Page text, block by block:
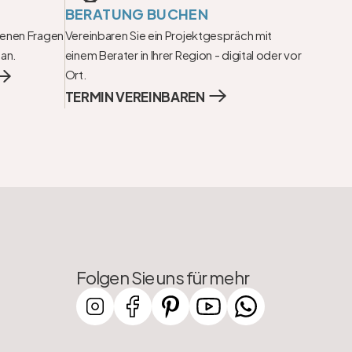
Fragen
BERATUNG BUCHEN
Vereinbaren Sie ein Projektgespräch mit
einem Berater in Ihrer Region - digital oder vor
Ort.
TERMIN VEREINBAREN
Folgen Sie uns für mehr